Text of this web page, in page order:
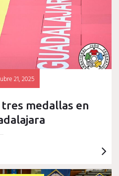
21, 2025
medallas en